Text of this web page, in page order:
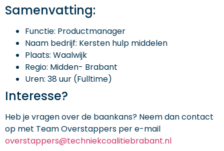
Samenvatting:
Functie: Productmanager
Naam bedrijf: Kersten hulp middelen
Plaats: Waalwijk
Regio: Midden- Brabant
Uren: 38 uur (Fulltime)
Interesse?
Heb je vragen over de baankans? Neem dan contact
op met Team Overstappers per e-mail
overstappers@techniekcoalitiebrabant.nl